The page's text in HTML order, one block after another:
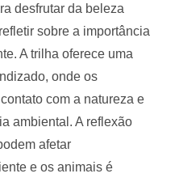
desfrutar da beleza
sobre a importância
A trilha oferece uma
onde os
com a natureza e
ambiental. A reflexão
afetar
e os animais é